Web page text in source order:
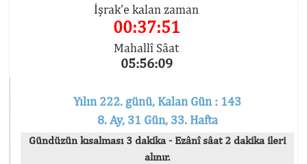
İşrak'e kalan zaman
00:37:50
Mahallî Sâat
05:56:10
Yılın 222. günü, Kalan Gün : 143
8. Ay, 31 Gün, 33. Hafta
Gündüzün kısalması 3 dakika - Ezânî sâat 2 dakika ileri
alınır.